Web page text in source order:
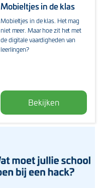
Mobieltjes in de klas
Mobieltjes in de klas. Het mag
niet meer. Maar hoe zit het met
de digitale vaardigheden van
leerlingen?
Bekijken